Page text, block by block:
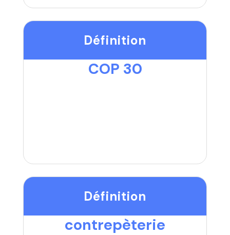
Définition
COP 30
Définition
contrepèterie